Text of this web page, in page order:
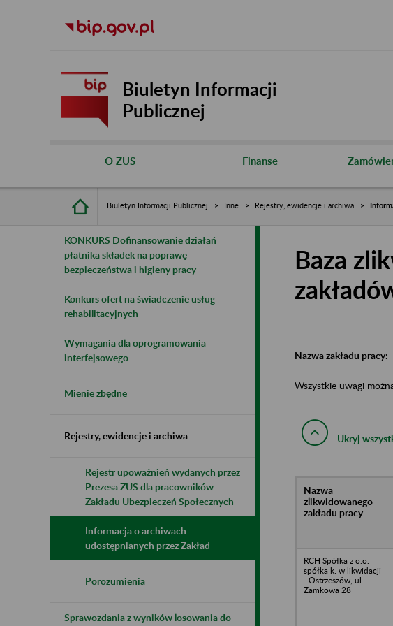
Biuletyn Informacji
Publicznej
O ZUS Finanse
Biuletyn Informacji Publicznej Inne Rejestry, ewidencje i archiwa
KONKURS Dofinansowanie działań
płatnika składek na poprawę
bezpieczeństwa i higieny pracy
Konkurs ofert na świadczenie usług
rehabilitacyjnych
Wymagania dla oprogramowania
interfejsowego
Mienie zbędne
Rejestry, ewidencje i archiwa
Rejestr upoważnień wydanych przez
Prezesa ZUS dla pracowników
Zakładu Ubezpieczeń Społecznych
Informacja o archiwach
udostępnianych przez Zakład
Porozumienia
Sprawozdania z wyników losowania do
Baza
Nazwa zakładu pracy:
Wszystkie uwagi
Ukryj
Nazwa
zlikwidowanego
zakładu pracy
RCH Spółka z o.o.
spółka k. w likwidacji
- Ostrzeszów, ul.
Zamkowa 28